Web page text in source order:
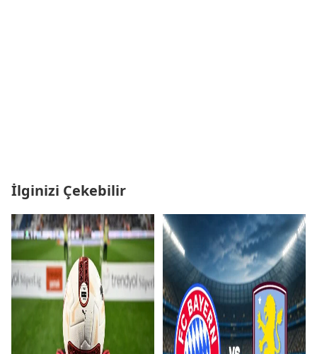
İlginizi Çekebilir